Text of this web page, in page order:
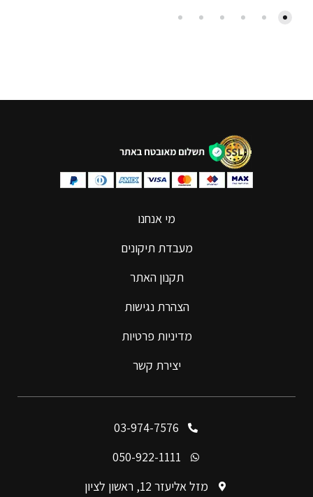
מי אנחנו
מעבדת תיקונים
תקנון האתר
הצהרת נגישות
מדיניות פרטיות
יצירת קשר
03-974-7576
050-922-1111
מזל אליעזר 12, ראשון לציון